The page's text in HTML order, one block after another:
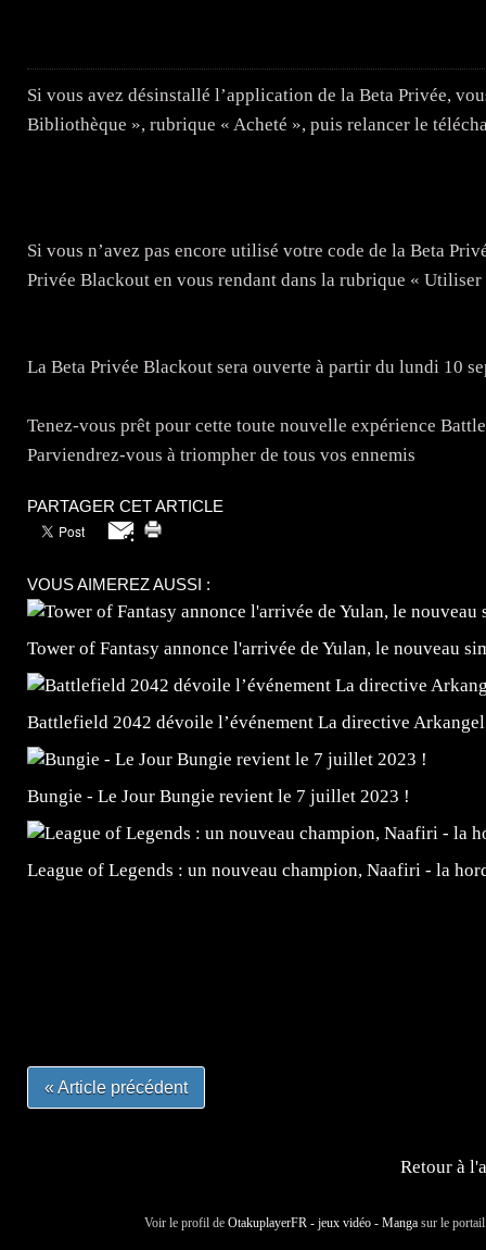
Si vous avez désinstallé l’application de la Beta Privée,
Bibliothèque », rubrique « Acheté », puis relancer le
Si vous n’avez pas encore utilisé votre code de la Beta
Privée Blackout en vous rendant dans la rubrique « Utiliser
La Beta Privée Blackout sera ouverte à partir du lundi 10
Tenez-vous prêt pour cette toute nouvelle expérience
Parviendrez-vous à triompher de tous vos ennemis
PARTAGER CET ARTICLE
VOUS AIMEREZ AUSSI :
Tower of Fantasy annonce l'arrivée de Yulan, le nouveau
Battlefield 2042 dévoile l’événement La directive Arkangel
Bungie - Le Jour Bungie revient le 7 juillet 2023 !
League of Legends : un nouveau champion, Naafiri - la
« Article précédent
Retour à
Voir le profil de OtakuplayerFR - jeux vidéo - Manga sur le